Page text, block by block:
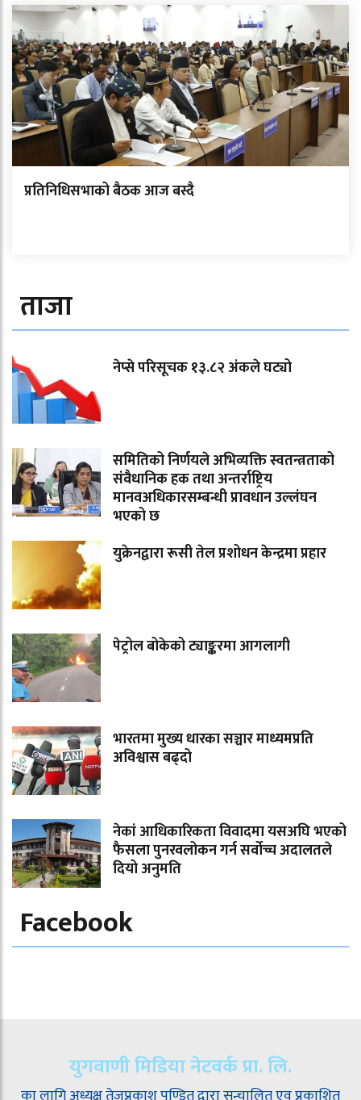
प्रतिनिधिसभाको बैठक आज बस्दै
ताजा
नेप्से परिसूचक १३.८२ अंकले घट्यो
समितिको निर्णयले अभिव्यक्ति स्वतन्त्रताको
संवैधानिक हक तथा अन्तर्राष्ट्रिय
मानवअधिकारसम्बन्धी प्रावधान उल्लंघन
भएको छ
युक्रेनद्वारा रूसी तेल प्रशोधन केन्द्रमा प्रहार
पेट्रोल बोकेको ट्याङ्करमा आगलागी
भारतमा मुख्य धारका सञ्चार माध्यमप्रति
अविश्वास बढ्दो
नेकां आधिकारिकता विवादमा यसअघि भएको
फैसला पुनरवलोकन गर्न सर्वोच्च अदालतले
दियो अनुमति
Facebook
युगवाणी मिडिया नेटवर्क प्रा. लि.